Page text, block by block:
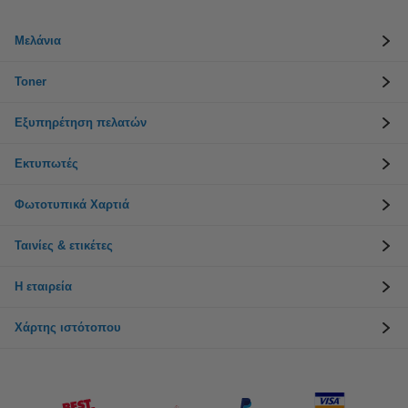
Μελάνια
Toner
Εξυπηρέτηση πελατών
Εκτυπωτές
Φωτοτυπικά Χαρτιά
Ταινίες & ετικέτες
Η εταιρεία
Χάρτης ιστότοπου